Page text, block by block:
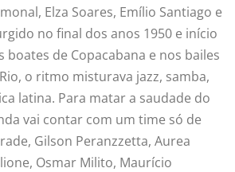
Elza Soares, Emílio Santiago e
no final dos anos 1950 e início
boates de Copacabana e nos bailes
o ritmo misturava jazz, samba,
latina. Para matar a saudade do
vai contar com um time só de
Gilson Peranzzetta, Aurea
Osmar Milito, Maurício